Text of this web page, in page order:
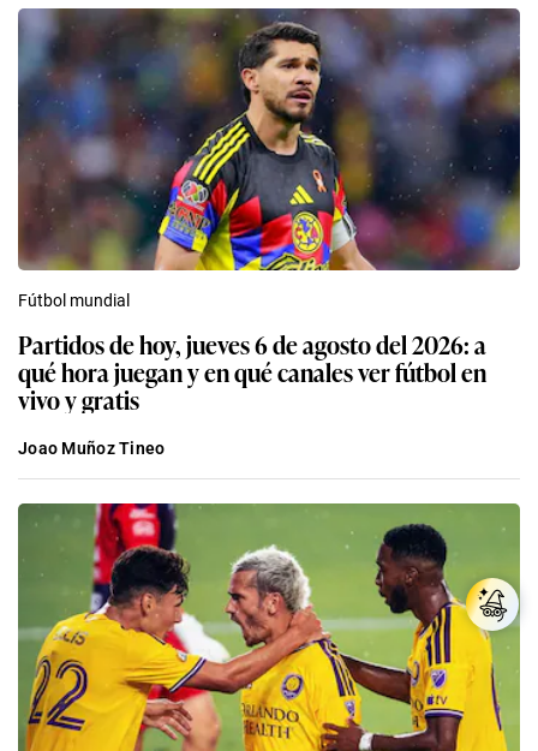
Fútbol mundial
Partidos de hoy, jueves 6 de agosto del 2026: a
qué hora juegan y en qué canales ver fútbol en
vivo y gratis
Joao Muñoz Tineo